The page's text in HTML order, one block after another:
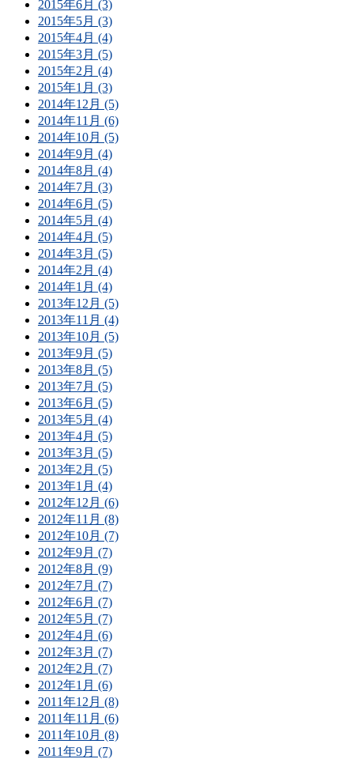
2015年6月 (3)
2015年5月 (3)
2015年4月 (4)
2015年3月 (5)
2015年2月 (4)
2015年1月 (3)
2014年12月 (5)
2014年11月 (6)
2014年10月 (5)
2014年9月 (4)
2014年8月 (4)
2014年7月 (3)
2014年6月 (5)
2014年5月 (4)
2014年4月 (5)
2014年3月 (5)
2014年2月 (4)
2014年1月 (4)
2013年12月 (5)
2013年11月 (4)
2013年10月 (5)
2013年9月 (5)
2013年8月 (5)
2013年7月 (5)
2013年6月 (5)
2013年5月 (4)
2013年4月 (5)
2013年3月 (5)
2013年2月 (5)
2013年1月 (4)
2012年12月 (6)
2012年11月 (8)
2012年10月 (7)
2012年9月 (7)
2012年8月 (9)
2012年7月 (7)
2012年6月 (7)
2012年5月 (7)
2012年4月 (6)
2012年3月 (7)
2012年2月 (7)
2012年1月 (6)
2011年12月 (8)
2011年11月 (6)
2011年10月 (8)
2011年9月 (7)